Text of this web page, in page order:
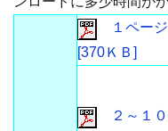
１ページ
[370ＫＢ]
２～１